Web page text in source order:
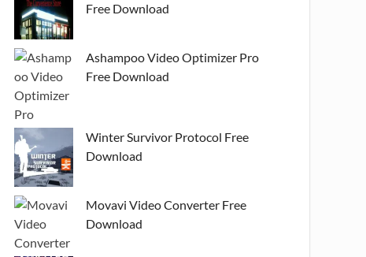
Free Download
Ashampoo Video Optimizer Pro
Free Download
Winter Survivor Protocol Free
Download
Movavi Video Converter Free
Download